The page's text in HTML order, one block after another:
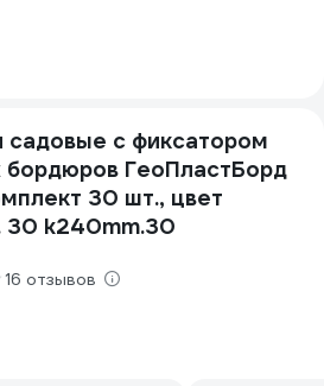
с фиксатором
бордюров ГеоПластБорд
30 шт., цвет
30 k240mm.30
16 отзывов